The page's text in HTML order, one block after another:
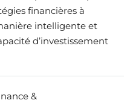
financières à
intelligente et
d’investissement
&